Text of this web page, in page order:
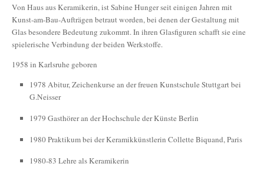
Von Haus aus Keramikerin, ist Sabine Hunger seit einigen Jahren mit
Kunst-am-Bau-Aufträgen betraut worden, bei denen der Gestaltung mit
Glas besondere Bedeutung zukommt. In ihren Glasfiguren schafft sie eine
spielerische Verbindung der beiden Werkstoffe.
1958 in Karlsruhe geboren
1978 Abitur, Zeichenkurse an der freuen Kunstschule Stuttgart bei
G.Neisser
1979 Gasthörer an der Hochschule der Künste Berlin
1980 Praktikum bei der Keramikkünstlerin Collette Biquand, Paris
1980-83 Lehre als Keramikerin